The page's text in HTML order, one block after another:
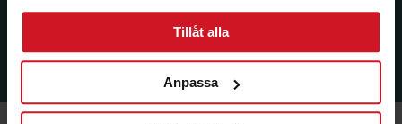
Tillåt alla
Anpassa